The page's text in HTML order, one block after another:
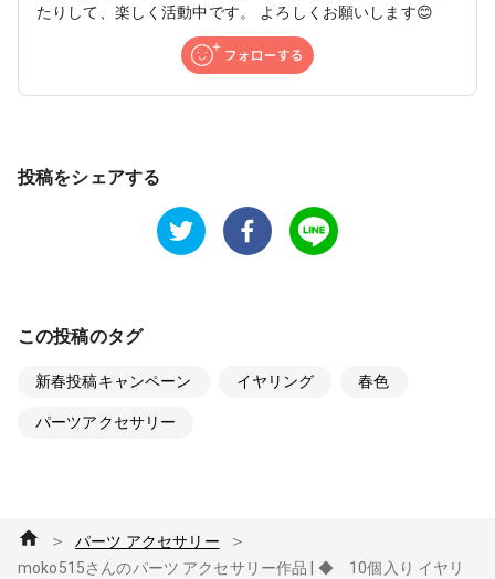
たりして、楽しく活動中です。 よろしくお願いします😊
投稿をシェアする
この投稿のタグ
新春投稿キャンペーン イヤリング 春色
パーツアクセサリー
＞ パーツ アクセサリー ＞
moko515さんのパーツ アクセサリー作品 | ◆ 10個入り イヤリ